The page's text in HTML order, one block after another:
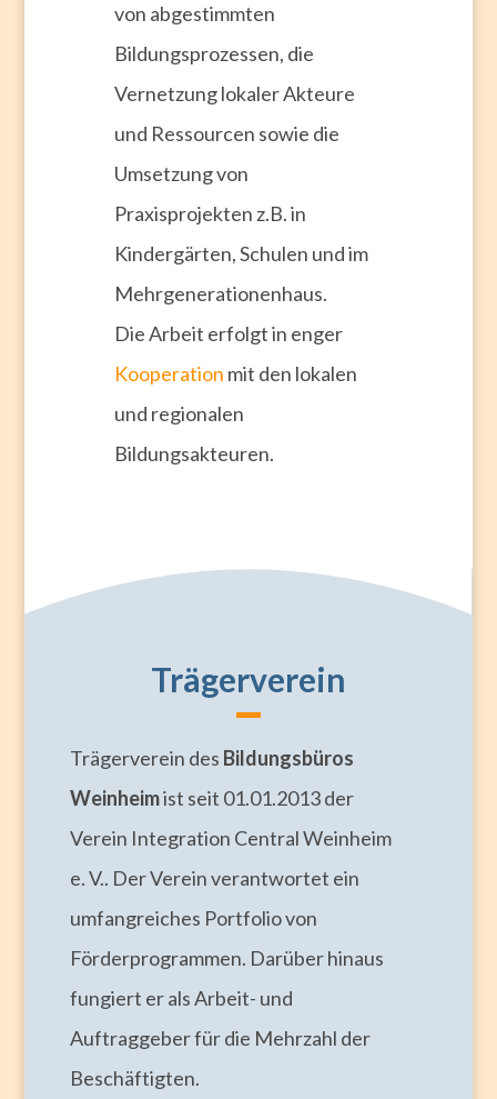
von abgestimmten
Bildungsprozessen, die
Vernetzung lokaler Akteure
und Ressourcen sowie die
Umsetzung von
Praxisprojekten z.B. in
Kindergärten, Schulen und im
Mehrgenerationenhaus.
Die Arbeit erfolgt in enger
Kooperation mit den lokalen
und regionalen
Bildungsakteuren.
Trägerverein
Trägerverein des Bildungsbüros
Weinheimist seit 01.01.2013 der
Verein Integration Central Weinheim
e. V.. Der Verein verantwortet ein
umfangreiches Portfolio von
Förderprogrammen. Darüber hinaus
fungiert er als Arbeit- und
Auftraggeber für die Mehrzahl der
Beschäftigten.